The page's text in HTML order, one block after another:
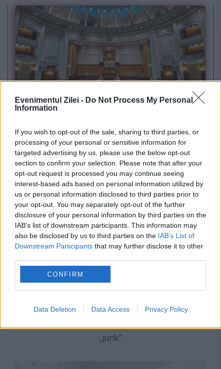
Evenimentul Zilei - Do Not Process My Personal
Information
If you wish to opt-out of the sale, sharing to third parties, or
processing of your personal or sensitive information for
targeted advertising by us, please use the below opt-out
section to confirm your selection. Please note that after your
opt-out request is processed you may continue seeing
interest-based ads based on personal information utilized by
us or personal information disclosed to third parties prior to
your opt-out. You may separately opt-out of the further
disclosure of your personal information by third parties on the
IAB’s list of downstream participants. This information may
also be disclosed by us to third parties on the IAB’s List of
Downstream Participants that may further disclose it to other
CONFIRM
Data Deletion Data Access Privacy Policy
POLITICA
pierderea a 5,8 miliarde de euro din PNRR și a
deblocat 16,7 miliarde din SAFE
ECONOMIE
România află pe 31 iulie verdictul Fitch privind
„junk”